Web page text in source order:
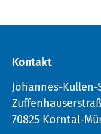
Kontakt
Johannes-Kullen-
70825 Korntal-